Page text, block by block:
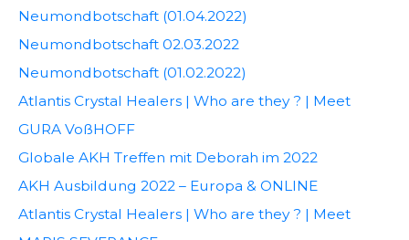
Neumondbotschaft (01.04.2022)
Neumondbotschaft 02.03.2022
Neumondbotschaft (01.02.2022)
Atlantis Crystal Healers | Who are they ? | Meet
GURA VoßHOFF
Globale AKH Treffen mit Deborah im 2022
AKH Ausbildung 2022 – Europa & ONLINE
Atlantis Crystal Healers | Who are they ? | Meet